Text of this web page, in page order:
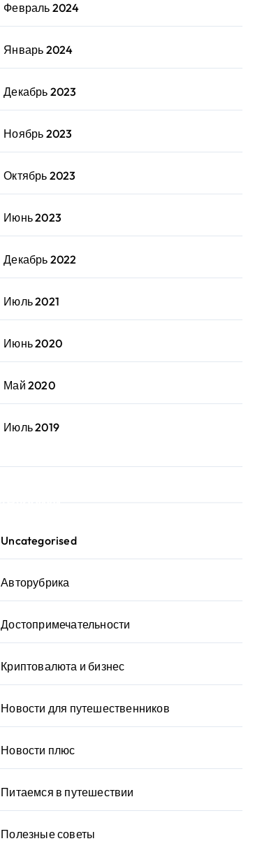
Февраль 2024
Январь 2024
Декабрь 2023
Ноябрь 2023
Октябрь 2023
Июнь 2023
Декабрь 2022
Июль 2021
Июнь 2020
Май 2020
Июль 2019
Uncategorised
Авторубрика
Достопримечательности
Криптовалюта и бизнес
Новости для путешественников
Новости плюс
Питаемся в путешествии
Полезные советы